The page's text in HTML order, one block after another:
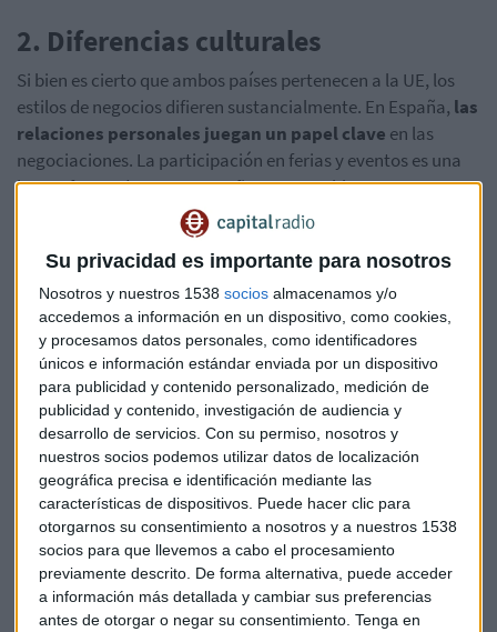
Su privacidad es importante para nosotros
Nosotros y nuestros 1538 socios almacenamos y/o
accedemos a información en un dispositivo, como cookies,
y procesamos datos personales, como identificadores
únicos e información estándar enviada por un dispositivo
para publicidad y contenido personalizado, medición de
publicidad y contenido, investigación de audiencia y
desarrollo de servicios. Con su permiso, nosotros y
nuestros socios podemos utilizar datos de localización
geográfica precisa e identificación mediante las
características de dispositivos. Puede hacer clic para
otorgarnos su consentimiento a nosotros y a nuestros 1538
socios para que llevemos a cabo el procesamiento
previamente descrito. De forma alternativa, puede acceder
a información más detallada y cambiar sus preferencias
antes de otorgar o negar su consentimiento. Tenga en
2. Diferencias culturales
Si bien es cierto que ambos países pertenecen a la UE, los
estilos de negocios difieren sustancialmente. En España, las
relaciones personales juegan un papel clave en las
negociaciones. La participación en ferias y eventos es una
buena forma de generar confianza y establecer contactos.
3. Preferencias del consumidor
español
Los españoles valoran muchola cercanía y la
personalizaciónen las marcas. Adaptar la comunicación y
ofrecer experiencias alineadas con sus hábitos de consumo
tiene una gran importancia.
ASPECTOS LEGALES Y
BUROCRÁTICOS CLAVE
Para operar en España, es imprescindible cumplir con
ciertosrequisitos administrativos y fiscales, como los
siguientes que se presentan seguidamente.